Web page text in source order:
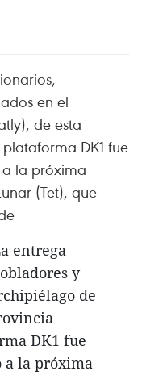
en el
de esta
DK1 fue
la próxima
(Tet), que
entrega
y
de
DK1 fue
a la próxima